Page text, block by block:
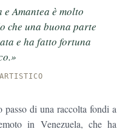
Amantea è molto
che una buona parte
e ha fatto fortuna
di una raccolta fondi a
in Venezuela, che ha